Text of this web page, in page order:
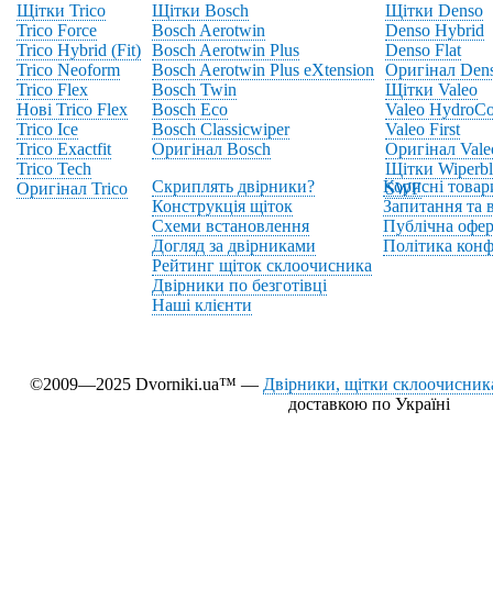
Щітки Trico
Trico Force
Trico Hybrid (Fit)
Trico Neoform
Trico Flex
Нові Trico Flex
Trico Ice
Trico Exactfit
Trico Tech
Оригінал Trico
Щітки Bosch
Bosch Aerotwin
Bosch Aerotwin Plus
Bosch Aerotwin Plus eXtension
Bosch Twin
Bosch Eco
Bosch Classicwiper
Оригінал Bosch
Щітки Denso
Denso Hybrid
Denso Flat
Оригінал
Щітки Valeo
Valeo
Valeo First
Оригінал
Щітки
SWF
Скриплять двірники?
Конструкція щіток
Схеми встановлення
Догляд за двірниками
Рейтинг щіток склоочисника
Двірники по безготівці
Наші клієнти
Корисні
Запитання та
Публічна
Політика
©2009—2025 Dvorniki.ua™ — Двірники, щітки
доставкою по Україні